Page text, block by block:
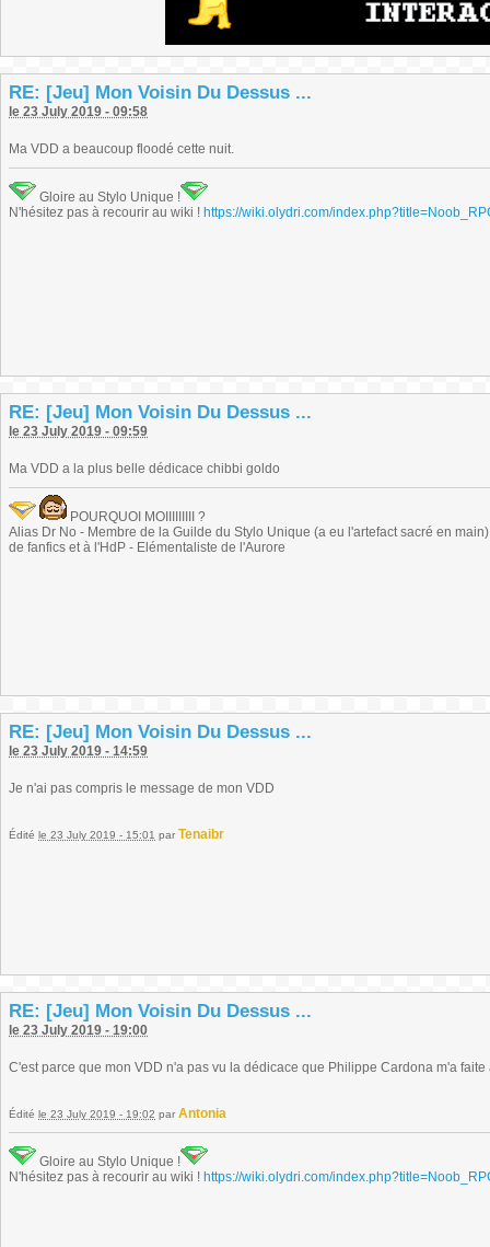
RE: [Jeu] Mon Voisin Du Dessus ...
le 23 July 2019 - 09:58
Ma VDD a beaucoup floodé cette nuit.
Gloire au Stylo Unique !
N'hésitez pas à recourir au wiki ! https://wiki.olydri.com/
RE: [Jeu] Mon Voisin Du Dessus ...
le 23 July 2019 - 09:59
Ma VDD a la plus belle dédicace chibbi goldo
POURQUOI MOIIIIIIIII ?
Alias Dr No - Membre de la Guilde du Stylo Unique (a eu l'artefact sacré en
de fanfics et à l'HdP - Elémentaliste de l'Aurore
RE: [Jeu] Mon Voisin Du Dessus ...
le 23 July 2019 - 14:59
Je n'ai pas compris le message de mon VDD
Édité le 23 July 2019 - 15:01 par Tenaibr
RE: [Jeu] Mon Voisin Du Dessus ...
le 23 July 2019 - 19:00
C'est parce que mon VDD n'a pas vu la dédicace que Philippe Cardona m'a faite
Édité le 23 July 2019 - 19:02 par Antonia
Gloire au Stylo Unique !
N'hésitez pas à recourir au wiki ! https://wiki.olydri.com/